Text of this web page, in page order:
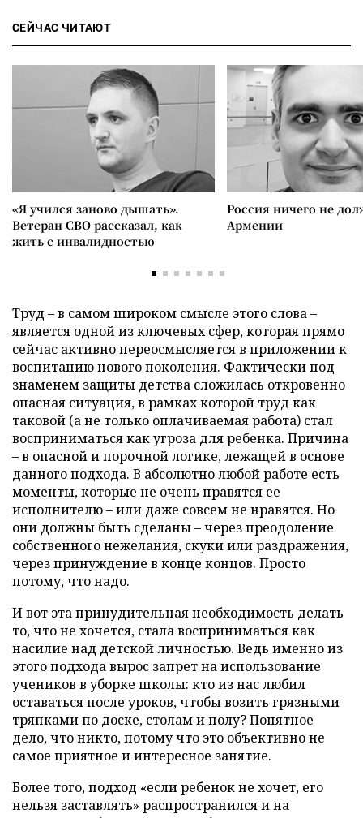
СЕЙЧАС ЧИТАЮТ
«Я учился заново дышать».
Ветеран СВО рассказал, как
жить с инвалидностью
Россия ничего не
Армении
Труд – в самом широком смысле этого слова –
является одной из ключевых сфер, которая прямо
сейчас активно переосмысляется в приложении к
воспитанию нового поколения. Фактически под
знаменем защиты детства сложилась откровенно
опасная ситуация, в рамках которой труд как
таковой (а не только оплачиваемая работа) стал
восприниматься как угроза для ребенка. Причина
– в опасной и порочной логике, лежащей в основе
данного подхода. В абсолютно любой работе есть
моменты, которые не очень нравятся ее
исполнителю – или даже совсем не нравятся. Но
они должны быть сделаны – через преодоление
собственного нежелания, скуки или раздражения,
через принуждение в конце концов. Просто
потому, что надо.
И вот эта принудительная необходимость делать
то, что не хочется, стала восприниматься как
насилие над детской личностью. Ведь именно из
этого подхода вырос запрет на использование
учеников в уборке школы: кто из нас любил
оставаться после уроков, чтобы возить грязными
тряпками по доске, столам и полу? Понятное
дело, что никто, потому что это объективно не
самое приятное и интересное занятие.
Более того, подход «если ребенок не хочет, его
нельзя заставлять» распространился и на